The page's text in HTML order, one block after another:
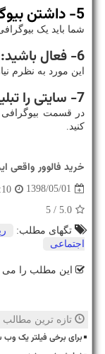
5- داشتن بیوگرافی در ویکی پدیا:
شما باید یک
6- فعال باشید:
این مورد به نظرم
7- سایتی را تبلیغ نکنید:
در قسمت بیوگرافی
کنید.
خرید فالوور واقعی
1398/05/01
5.0
/ 5
تگهای مطلب:
اجتماعی
این مطلب را می
تازه ترین
برای برخی فیلتر یک